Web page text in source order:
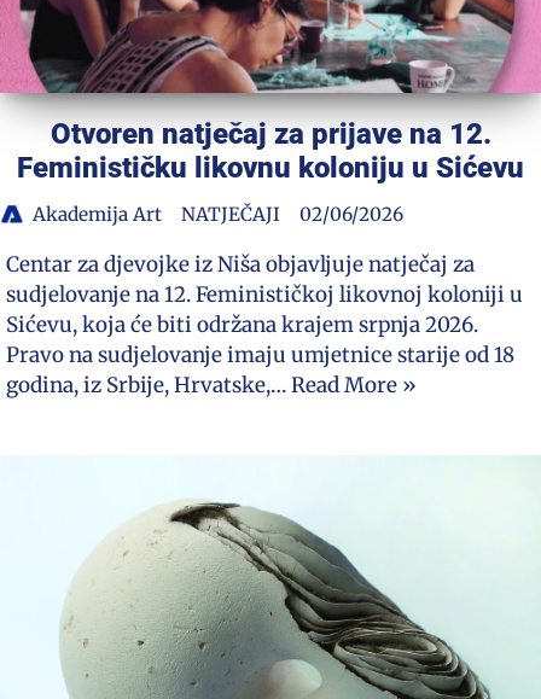
Otvoren natječaj za prijave na 12.
Feminističku likovnu koloniju u Sićevu
Akademija Art NATJEČAJI 02/06/2026
Centar za djevojke iz Niša objavljuje natječaj za
sudjelovanje na 12. Feminističkoj likovnoj koloniji u
Sićevu, koja će biti održana krajem srpnja 2026.
Pravo na sudjelovanje imaju umjetnice starije od 18
godina, iz Srbije, Hrvatske,…Read More »